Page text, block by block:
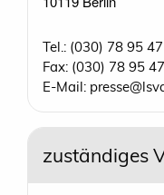
Tel.: (030) 78 95
Fax: (030) 78 95
E-Mail:
zuständiges